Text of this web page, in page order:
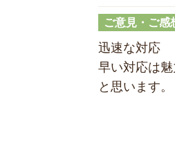
ご意見・ご感
迅速な対応
早い対応は
と思います。